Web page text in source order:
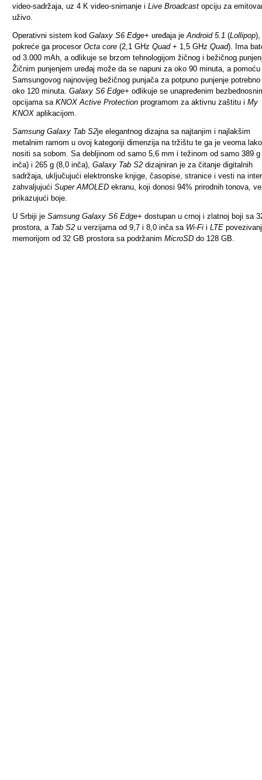
video-sadržaja, uz 4 K video-snimanje i Live Broadcast opciju za
uživo.
Operativni sistem kod Galaxy S6 Edge+ uređaja jeAndroid 5.1 (Lollipop),
pokreće ga procesor Octa core (2,1 GHz Quad+ 1,5 GHz Quad). Ima
od 3.000 mAh, a odlikuje se brzom tehnologijom žičnog i bežičnog
Žičnim punjenjem uređaj može da se napuni za oko 90 minuta, a pomoću
Samsungovog najnovijeg bežičnog punjača za potpuno punjenje potrebno
oko 120 minuta. Galaxy S6 Edge+ odlikuje se unapređenim
opcijama sa KNOX Active Protection programom za aktivnu zaštitu i My
KNOX aplikacijom.
Samsung Galaxy Tab S2je elegantnog dizajna sa najtanjim i najlakšim
metalnim ramom u ovoj kategoriji dimenzija na tržištu te ga je veoma lako
nositi sa sobom. Sa debljinom od samo 5,6 mm i težinom od samo 389 g
inča) i 265 g (8,0 inča), Galaxy Tab S2 dizajniran je za čitanje digitalnih
sadržaja, uključujući elektronske knjige, časopise, stranice i vesti na
zahvaljujući Super AMOLED ekranu, koji donosi 94% prirodnih tonova,
prikazujući boje.
U Srbiji je Samsung Galaxy S6 Edge+ dostupan u crnoj i zlatnoj boji sa
prostora, a Tab S2 u verzijama od 9,7 i 8,0 inča sa Wi-Fi i LTE
memorijom od 32 GB prostora sa podržanim MicroSD do 128 GB.